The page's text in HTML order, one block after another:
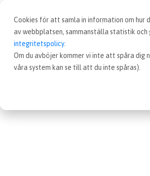
Cookies för att samla in information om hur
av webbplatsen, sammanställa statistik och
integritetspolicy.
Om du avböjer kommer vi inte att spåra dig
våra system kan se till att du inte spåras).